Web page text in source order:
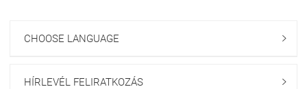
CHOOSE LANGUAGE 
HÍRLEVÉL FELIRATKOZÁS 